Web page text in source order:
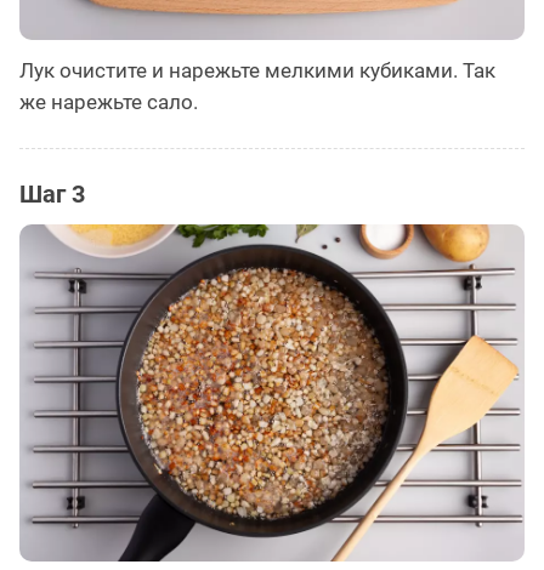
Лук очистите и нарежьте мелкими кубиками. Так
же нарежьте сало.
Шаг 3